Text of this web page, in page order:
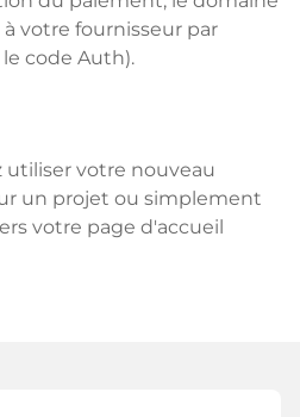
votre fournisseur par
code Auth).
utiliser votre nouveau
un projet ou simplement
votre page d'accueil